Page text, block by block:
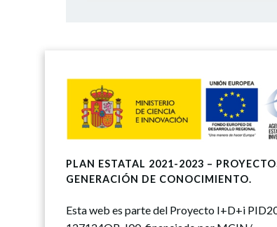
PLAN ESTATAL 2021-2023 –
GENERACIÓN DE CONOCIMIENTO.
Esta web es parte del Proyecto I+D+i